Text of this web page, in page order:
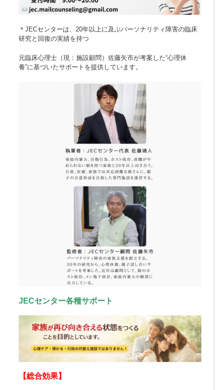
＊JECセンターは、20年以上に及ぶパーソナリティ障害の臨床
研究と回復の実績を持つ
元臨床心理士（現：施設顧問）佐藤矢市が考案した“心理休
養”に基づいたサポートを提供しています。
JECセンター各種サポート
【総合効果】